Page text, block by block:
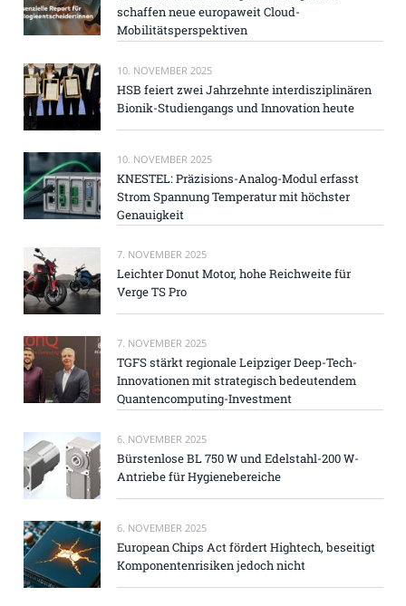
schaffen neue europaweit Cloud-
Mobilitätsperspektiven
10. NOVEMBER 2025
HSB feiert zwei Jahrzehnte interdisziplinären
Bionik-Studiengangs und Innovation heute
10. NOVEMBER 2025
KNESTEL: Präzisions-Analog-Modul erfasst
Strom Spannung Temperatur mit höchster
Genauigkeit
7. NOVEMBER 2025
Leichter Donut Motor, hohe Reichweite für
Verge TS Pro
7. NOVEMBER 2025
TGFS stärkt regionale Leipziger Deep-Tech-
Innovationen mit strategisch bedeutendem
Quantencomputing-Investment
6. NOVEMBER 2025
Bürstenlose BL 750 W und Edelstahl-200 W-
Antriebe für Hygienebereiche
6. NOVEMBER 2025
European Chips Act fördert Hightech, beseitigt
Komponentenrisiken jedoch nicht